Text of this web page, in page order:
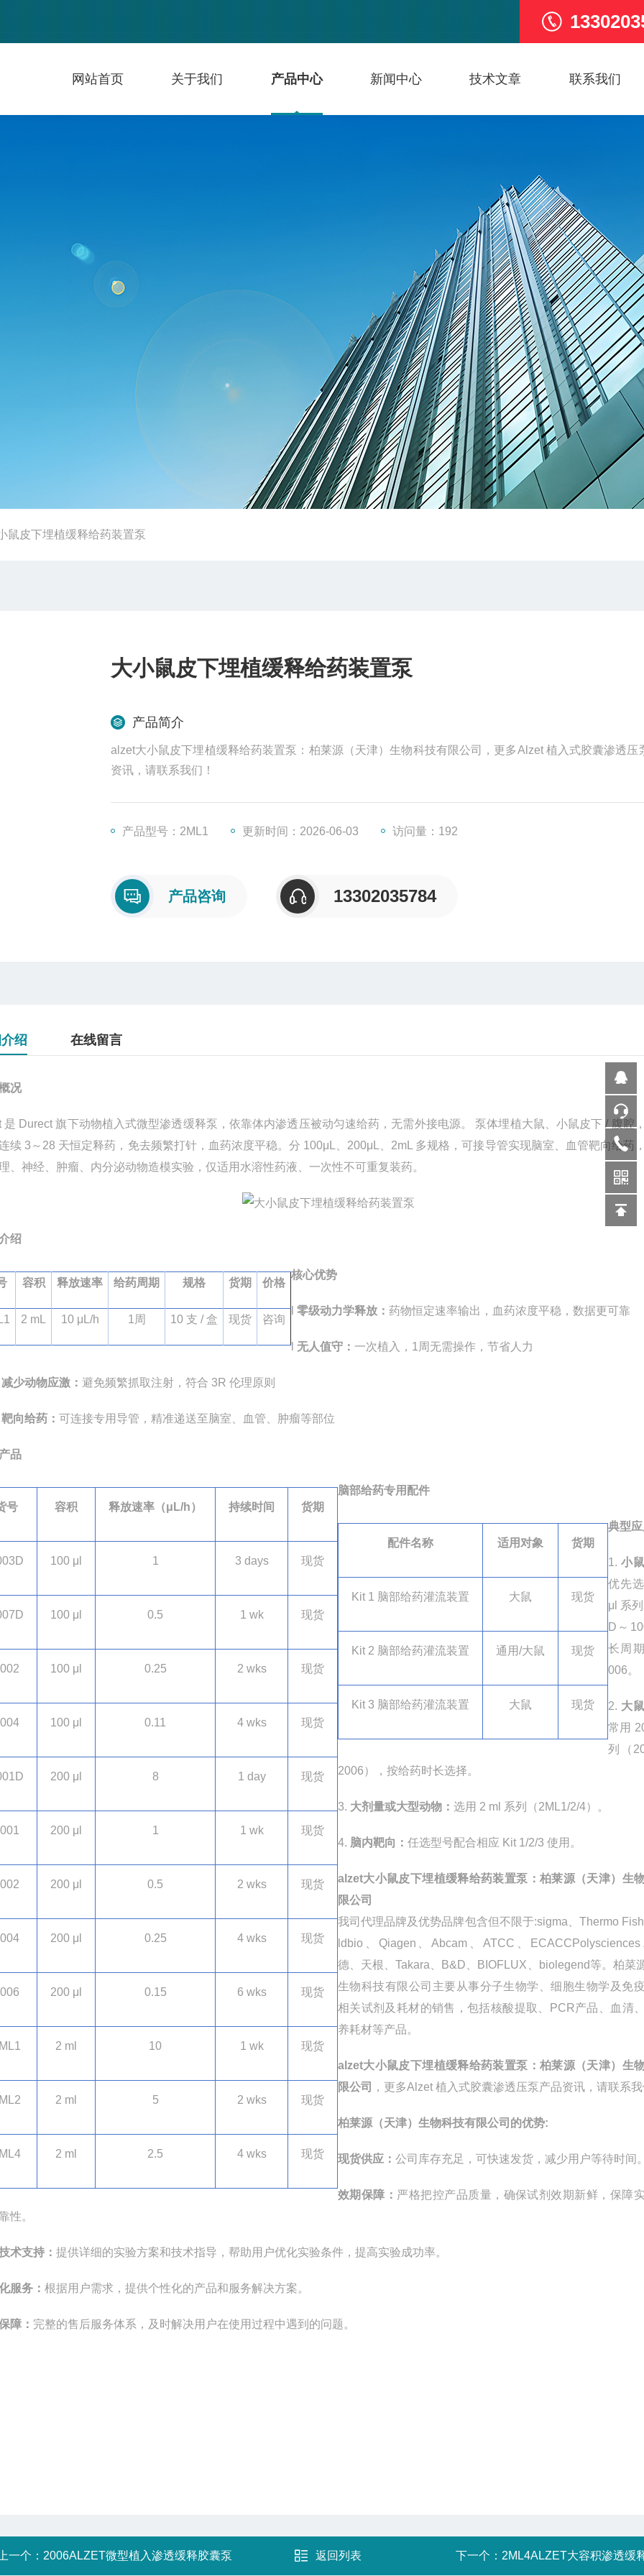
网站首页 关于我们 产品中心 新闻中心 技术文章 联系我们
鼠皮下埋植缓释给药装置泵
大小鼠皮下埋植缓释给药装置泵
产品简介
alzet大小鼠皮下埋植缓释给药装置泵：柏莱源（天津）生物科技有限公司，更多Alzet 植入式胶囊渗透压
资讯，请联系我们！
产品型号：2ML1 更新时间：2026-06-03 访问量：192
产品咨询 13302035784
绍 在线留言
况
是 Durect旗下动物植入式微型渗透缓释泵，依靠体内渗透压被动匀速给药，无需外接电源。 泵体埋植大鼠、小鼠皮下/ 腹腔
续3 ～ 28 天恒定释药，免去频繁打针，血药浓度平稳。分 100μ 200μ 2mL 多规格，可接导管实现脑室、血管靶向给药
、神经、肿瘤、内分泌动物造模实验，仅适用水溶性药液、一次性不可重复装药。
绍
容积 释放速率 给药周期 规格 货期 价格
2 m 10 μ L/h 1 周 10 支 /盒 现货 咨询
核心优势
零级动力学释放： 药物恒定速率输出，血药浓度平稳，数据更可靠
无人值守： 一次植入，1 周 无需操作，节省人力
减少动物应激： 避免频繁抓取注射，符合 3R 伦理原则
靶向给药： 可连接专用导管，精准递送至脑室、血管、肿瘤等部位
品
号 容积 释放速率（μ L/h） 持续时间 货期
100 μl 1 3 days 现货
100 μl 0.5 1 wk 现货
100 μl 0.25 2 wks 现货
100 μl 0.11 4 wks 现货
200 μl 8 1 day 现货
200 μl 1 1 wk 现货
200 μl 0.5 2 wks 现货
200 μl 0.25 4 wks 现货
200 μl 0.15 6 wks 现货
2 ml 10 1 wk 现货
2 ml 5 2 wks 现货
2 ml 2.5 4 wks 现货
脑部给药专用配件
配件名称 适用对象 货期
Kit 1 脑部给药灌流装置 大鼠 现货
Kit 2 脑部给药灌流装置 通用/大鼠 现货
Kit 3 脑部给药灌流装置 大鼠 现货
典型
1. 小
优先
μ
系
D ～
长周
006。
2. 大
常用
列（
2006），按给药时长选择。
3. 大剂量或大型动物： 选用 2 ml 系列（2ML1/2/4）。
4. 脑内靶向： 任选型号配合相应 Kit 1/2/3 使用。
alzet大小鼠皮下埋植缓释给药装置泵 ：柏莱源（天津）生
限公司
我司代理品牌及优势品牌包含但不限于:sigma
Thermo
ldbio
Qiagen 、Abcam ATCC ECACCPolysciences
德、天根、Takara B&D BIOFLUX biolegend等。柏菜
生物科技有限公司主要从事分子生物学、细胞生物学及免
相关试剂及耗材的销售，包括核酸提取、
PCR产品、血清
养耗材等产品。
alzet大小鼠皮下埋植缓释给药装置泵 ：柏莱源（天津）生
限公司
，更多Alzet 植入式胶囊渗透压泵产品资讯，请联系
柏莱源（天津）生物科技有限公司的优势:
现货供应： 公司库存充足，可快速发货，减少用户等待时间
效期保障： 严格把控产品质量，确保试剂效期新鲜，保障
性。
术支持： 提供详细的实验方案和技术指导，帮助用户优化实验条件，提高实验成功率。
服务： 根据用户需求，提供个性化的产品和服务解决方案。
障： 完整的售后服务体系，及时解决用户在使用过程中遇到的问题。
上一个： 2006ALZET微型植入渗透缓释胶囊泵 返回列表 下一个： 2ML4ALZET大容积渗透缓